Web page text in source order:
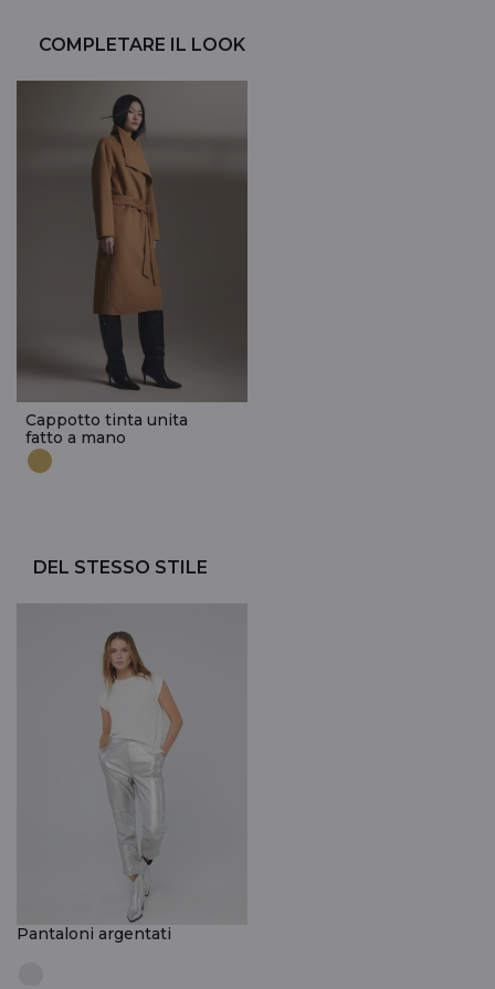
COMPLETARE IL LOOK
Cappotto tinta unita
fatto a mano
DEL STESSO STILE
Pantaloni argentati